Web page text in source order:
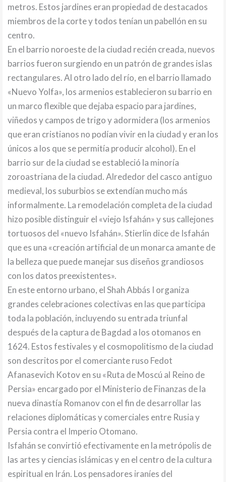
metros. Estos jardines eran propiedad de destacados
miembros de la corte y todos tenían un pabellón en su
centro.
En el barrio noroeste de la ciudad recién creada, nuevos
barrios fueron surgiendo en un patrón de grandes islas
rectangulares. Al otro lado del río, en el barrio llamado
«Nuevo Yolfa», los armenios establecieron su barrio en
un marco flexible que dejaba espacio para jardines,
viñedos y campos de trigo y adormidera (los armenios
que eran cristianos no podían vivir en la ciudad y eran los
únicos a los que se permitía producir alcohol). En el
barrio sur de la ciudad se estableció la minoría
zoroastriana de la ciudad. Alrededor del casco antiguo
medieval, los suburbios se extendían mucho más
informalmente. La remodelación completa de la ciudad
hizo posible distinguir el «viejo Isfahán» y sus callejones
tortuosos del «nuevo Isfahán». Stierlin dice de Isfahán
que es una «creación artificial de un monarca amante de
la belleza que puede manejar sus diseños grandiosos
con los datos preexistentes».
En este entorno urbano, el Shah Abbás I organiza
grandes celebraciones colectivas en las que participa
toda la población, incluyendo su entrada triunfal
después de la captura de Bagdad a los otomanos en
1624. Estos festivales y el cosmopolitismo de la ciudad
son descritos por el comerciante ruso Fedot
Afanasevich Kotov en su «Ruta de Moscú al Reino de
Persia» encargado por el Ministerio de Finanzas de la
nueva dinastía Romanov con el fin de desarrollar las
relaciones diplomáticas y comerciales entre Rusia y
Persia contra el Imperio Otomano.
Isfahán se convirtió efectivamente en la metrópolis de
las artes y ciencias islámicas y en el centro de la cultura
espiritual en Irán. Los pensadores iraníes del